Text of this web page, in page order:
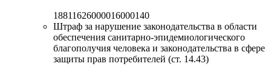
18811626000016000140
Штраф за нарушение законодательства в области
обеспечения санитарно-эпидемиологического
благополучия человека и законодательства в сфере
защиты прав потребителей (ст. 14.43)